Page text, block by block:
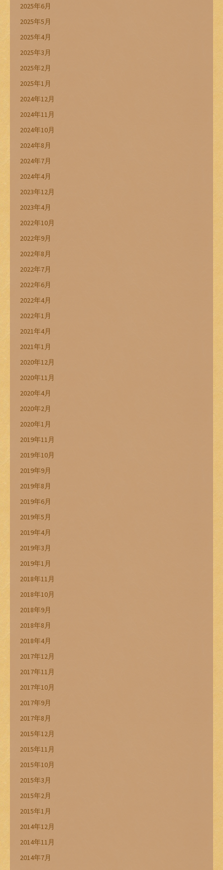
2025年6月
2025年5月
2025年4月
2025年3月
2025年2月
2025年1月
2024年12月
2024年11月
2024年10月
2024年8月
2024年7月
2024年4月
2023年12月
2023年4月
2022年10月
2022年9月
2022年8月
2022年7月
2022年6月
2022年4月
2022年1月
2021年4月
2021年1月
2020年12月
2020年11月
2020年4月
2020年2月
2020年1月
2019年11月
2019年10月
2019年9月
2019年8月
2019年6月
2019年5月
2019年4月
2019年3月
2019年1月
2018年11月
2018年10月
2018年9月
2018年8月
2018年4月
2017年12月
2017年11月
2017年10月
2017年9月
2017年8月
2015年12月
2015年11月
2015年10月
2015年3月
2015年2月
2015年1月
2014年12月
2014年11月
2014年7月